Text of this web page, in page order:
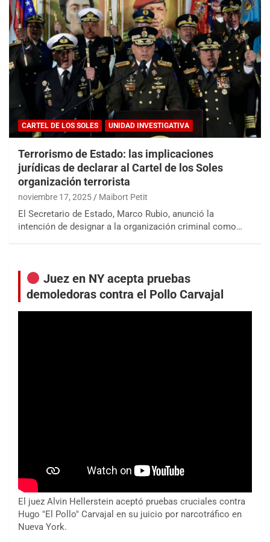
CARTEL DE LOS SOLES UNIDAD INVESTIGATIVA
Terrorismo de Estado: las implicaciones
jurídicas de declarar al Cartel de los Soles
organización terrorista
noviembre 17, 2025 Maibort Petit
El Secretario de Estado, Marco Rubio, anunció la
intención de designar a la organización criminal como…
Juez en NY acepta pruebas
demoledoras contra el Pollo Carvajal
El juez Alvin Hellerstein aceptó pruebas cruciales contra
Hugo "El Pollo" Carvajal en su juicio por narcotráfico en
Nueva York.